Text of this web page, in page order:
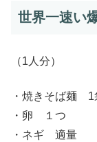
世界一速い
（1人分）
・焼きそば麺 1
・卵 １つ
・ネギ 適量